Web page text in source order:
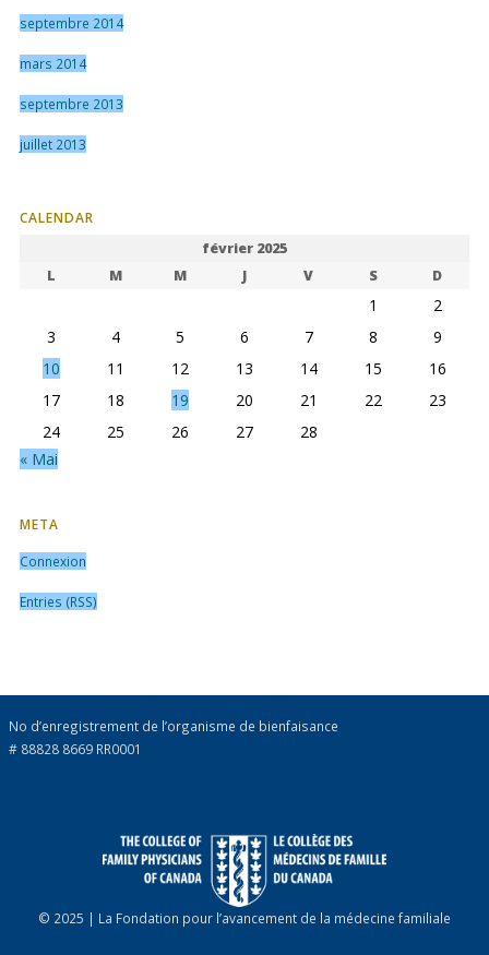
septembre 2014
mars 2014
septembre 2013
juillet 2013
CALENDAR
février 2025
L
M M J V S D
1
2
3
4 5 6 7 8
9
10
11 12 13 14 15
16
17
18 19 20 21 22
23
24
25 26 27
28
« Mai
META
Connexion
Entries (RSS)
No d’enregistrement de l’organisme de bienfaisance
# 88828 8669 RR0001
© 2025 | La Fondation pour l’avancement de la médecine familiale